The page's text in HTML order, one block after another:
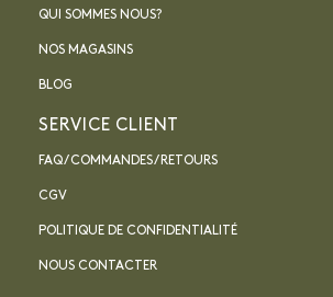
QUI SOMMES NOUS?
NOS MAGASINS
BLOG
SERVICE CLIENT
FAQ / COMMANDES / RETOURS
CGV
POLITIQUE DE CONFIDENTIALITÉ
NOUS CONTACTER